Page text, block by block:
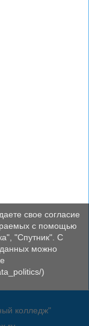
колледж"
свое согласие
с помощью
"Спутник". С
можно
)